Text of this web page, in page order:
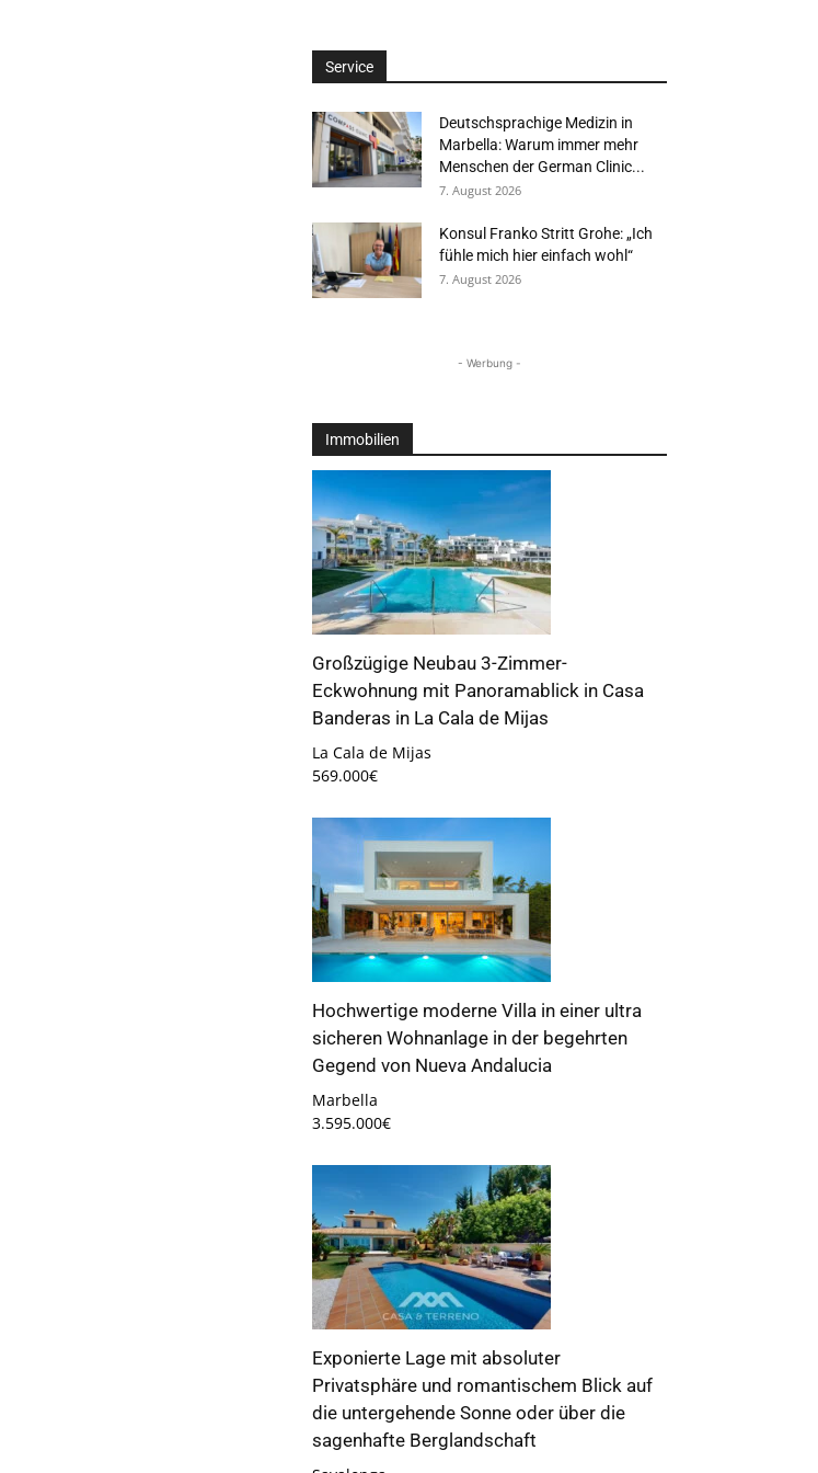
Service
Deutschsprachige Medizin in
Marbella: Warum immer mehr
Menschen der German Clinic...
7. August 2026
Konsul Franko Stritt Grohe: „Ich
fühle mich hier einfach wohl“
7. August 2026
- Werbung -
Immobilien
Großzügige Neubau 3-Zimmer-
Eckwohnung mit Panoramablick in Casa
Banderas in La Cala de Mijas
La Cala de Mijas
569.000€
Hochwertige moderne Villa in einer ultra
sicheren Wohnanlage in der begehrten
Gegend von Nueva Andalucia
Marbella
3.595.000€
Exponierte Lage mit absoluter
Privatsphäre und romantischem Blick auf
die untergehende Sonne oder über die
sagenhafte Berglandschaft